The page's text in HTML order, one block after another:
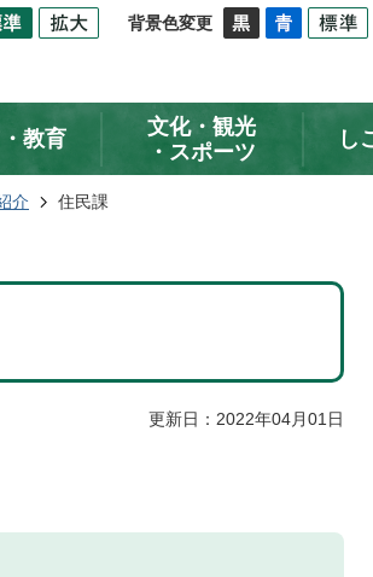
背景色変更
教育
文化・観光
・スポーツ
し
介 住民課
更新日：2022年04月01日